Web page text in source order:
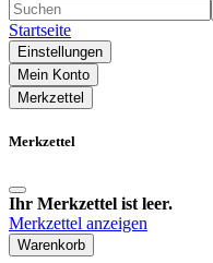
Startseite
Einstellungen
Mein Konto
Merkzettel
Merkzettel
Ihr Merkzettel ist leer.
Merkzettel anzeigen
Warenkorb